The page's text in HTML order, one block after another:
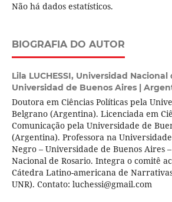
Não há dados estatísticos.
BIOGRAFIA DO AUTOR
Lila LUCHESSI, Universidad Nacional
Universidad de Buenos Aires |
Doutora em Ciências Políticas pela
Belgrano (Argentina). Licenciada em
Comunicação pela Universidade de
(Argentina). Professora na
Negro – Universidade de Buenos Aires
Nacional de Rosario. Integra o comitê
Cátedra Latino-americana de
UNR). Contato: luchessi@gmail.com